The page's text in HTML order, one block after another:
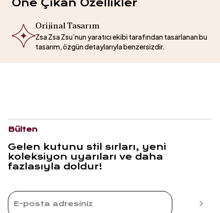
Öne Çıkan Özellikler
Orijinal Tasarım
Zsa Zsa Zsu’nun yaratıcı ekibi tarafından tasarlanan bu
tasarım, özgün detaylarıyla benzersizdir.
Bülten
Gelen kutunu stil sırları, yeni
koleksiyon uyarıları ve daha
fazlasıyla doldur!